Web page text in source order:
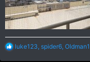
Rluke123 spider6